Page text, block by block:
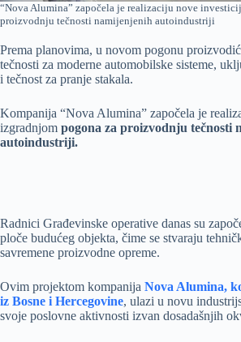
“Nova Alumina” započela je realizaciju nove
proizvodnju tečnosti namijenjenih autoindustriji
Prema planovima, u novom pogonu
tečnosti za moderne automobilske sisteme,
i tečnost za pranje stakala.
Kompanija “Nova Alumina” započela je
izgradnjom pogona za proizvodnju tečnosti
autoindustriji.
Radnici Građevinske operative danas su
ploče budućeg objekta, čime se stvaraju
savremene proizvodne opreme.
Ovim projektom kompanija Nova Alumina,
iz Bosne i Hercegovine, ulazi u novu
svoje poslovne aktivnosti izvan dosadašnjih